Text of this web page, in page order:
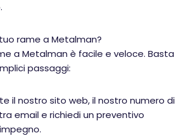
rame a Metalman?
a Metalman è facile e veloce. Basta
passaggi:
il nostro sito web, il nostro numero di
email e richiedi un preventivo